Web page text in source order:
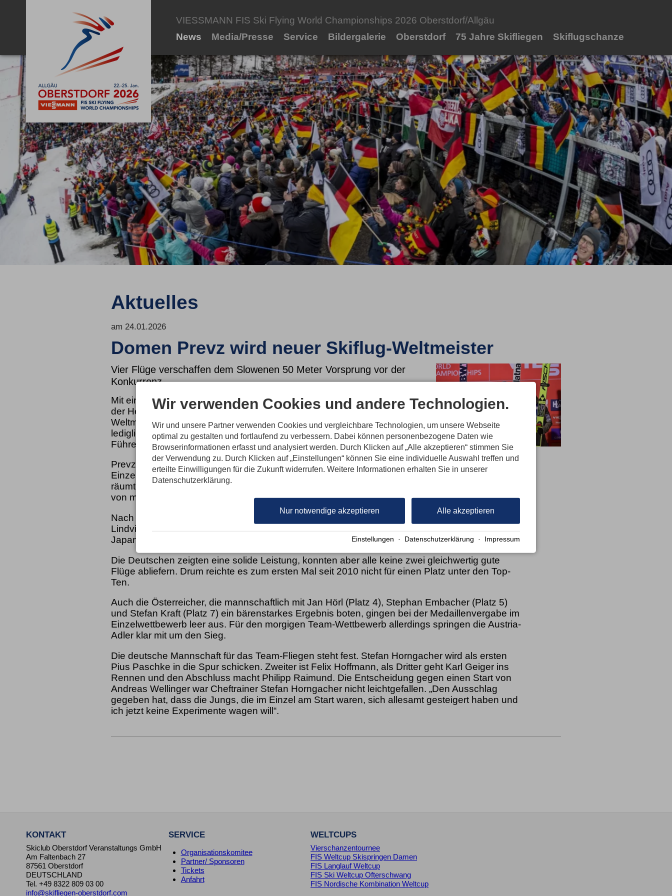
VIESSMANN FIS Ski Flying World Championships 2026 Oberstdorf/Allgäu
News
Media/Presse Service Bildergalerie Oberstdorf 75 Jahre Skifliegen Skiflugschanze
Aktuelles
am 24.01.2026
Domen Prevz wird neuer Skiflug-Weltmeister
Vier Flüge verschaffen dem Slowenen 50 Meter Vorsprung vor der
Konkurrenz
Mit einer Verneigung vor den 18 000 begeisterten Zuschauern im Stadion
der Heini-Klopfer-Schanze landete Domen Prevz als neuer Skiflug-
Weltmeister im Auslauf. Der Slowene bestätigte im Finaldurchgang
lediglich, was sich schon zuvor deutlich abgezeichnet hatte: der Weltcup-
Führende im Skispringen ist auch im Skifliegen eine Klasse für sich.
Prevz hatte bereits die Qualifikation gewonnen und sich lediglich im ersten Durchgang des
Einzelwettbewerbs mit einer Anlaufverkürzung verzockt. In den drei weiteren Durchgängen
räumte er alle Mitbewerber souverän aus dem Weg und wurde am Ende mit einem Vorsprung
von mehr als 50 Metern verdienter Skiflug-Weltmeister.
Nach dem Anzugskandal bei der Nordischen Ski-WM in Trondheim stand erstmals Marius
Lindvik (NOR) wieder auf dem Podest. Der Skiflug-Weltmeister von Vikersund 2022 konnte den
Japaner Ren Nikaido noch abfangen und auf Platz 3 verweisen.
Die Deutschen zeigten eine solide Leistung, konnten aber alle keine zwei gleichwertig gute
Flüge abliefern. Drum reichte es zum ersten Mal seit 2010 nicht für einen Platz unter den Top-
Ten.
Auch die Österreicher, die mannschaftlich mit Jan Hörl (Platz 4), Stephan Embacher (Platz 5)
und Stefan Kraft (Platz 7) ein bärenstarkes Ergebnis boten, gingen bei der Medaillenvergabe im
Einzelwettbewerb leer aus. Für den morgigen Team-Wettbewerb allerdings springen die Austria-
Adler klar mit um den Sieg.
Die deutsche Mannschaft für das Team-Fliegen steht fest. Stefan Horngacher wird als ersten
Pius Paschke in die Spur schicken. Zweiter ist Felix Hoffmann, als Dritter geht Karl Geiger ins
Rennen und den Abschluss macht Philipp Raimund. Die Entscheidung gegen einen Start von
Andreas Wellinger war Cheftrainer Stefan Horngacher nicht leichtgefallen. „Den Ausschlag
gegeben hat, dass die Jungs, die im Einzel am Start waren, sich allesamt gesteigert haben und
ich jetzt keine Experimente wagen will“.
KONTAKT
Skiclub Oberstdorf Veranstaltungs GmbH
Am Faltenbach 27
87561 Oberstdorf
DEUTSCHLAND
Tel. +49 8322 809 03 00
info@skifliegen-oberstdorf.com
SERVICE
Organisationskomitee
Partner/ Sponsoren
Tickets
Anfahrt
WELTCUPS
Vierschanzentournee
FIS Weltcup Skispringen Damen
FIS Langlauf Weltcup
FIS Ski Weltcup Ofterschwang
FIS Nordische Kombination Weltcup
Wir verwenden Cookies und andere Technologien.
Wir und unsere Partner verwenden Cookies und vergleichbare Technologien, um unsere Webseite
optimal zu gestalten und fortlaufend zu verbessern. Dabei können personenbezogene Daten wie
Browserinformationen erfasst und analysiert werden. Durch Klicken auf „Alle akzeptieren“ stimmen Sie
der Verwendung zu. Durch Klicken auf „Einstellungen“ können Sie eine individuelle Auswahl treffen und
erteilte Einwilligungen für die Zukunft widerrufen. Weitere Informationen erhalten Sie in unserer
Datenschutzerklärung.
Alle akzeptieren
Nur notwendige akzeptieren
Einstellungen · Datenschutzerklärung · Impressum